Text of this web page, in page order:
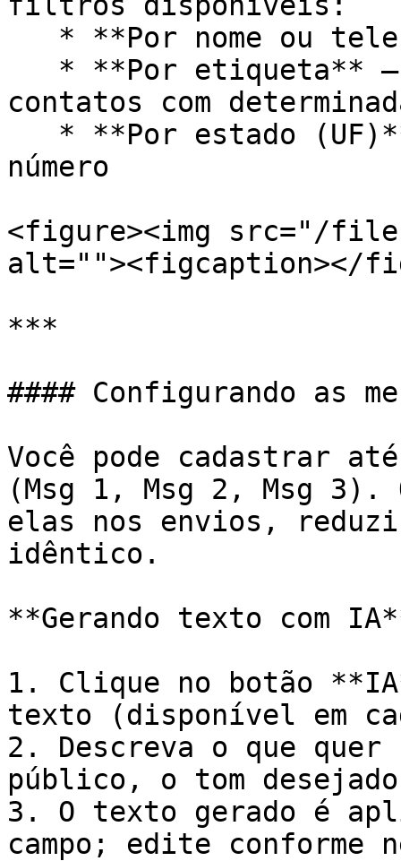
contatos com
número
<figure><img src="/files/
alt=""><figcaption></
***
#### Configurando as
Você pode cadastrar
(Msg 1, Msg 2, Msg
elas nos envios,
idêntico.
**Gerando texto com
1. Clique no botão
texto (disponível em
2. Descreva o que
público, o tom
3. O texto gerado é
campo; edite conforme